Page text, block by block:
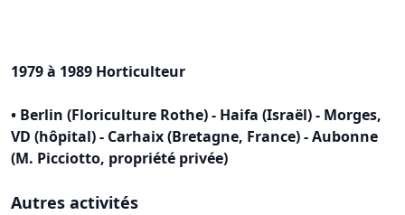
1979 à 1989 Horticulteur
• Berlin (Floriculture Rothe) - Haifa (Israël) - Morges,
VD (hôpital) - Carhaix (Bretagne, France) - Aubonne
(M. Picciotto, propriété privée)
Autres activités